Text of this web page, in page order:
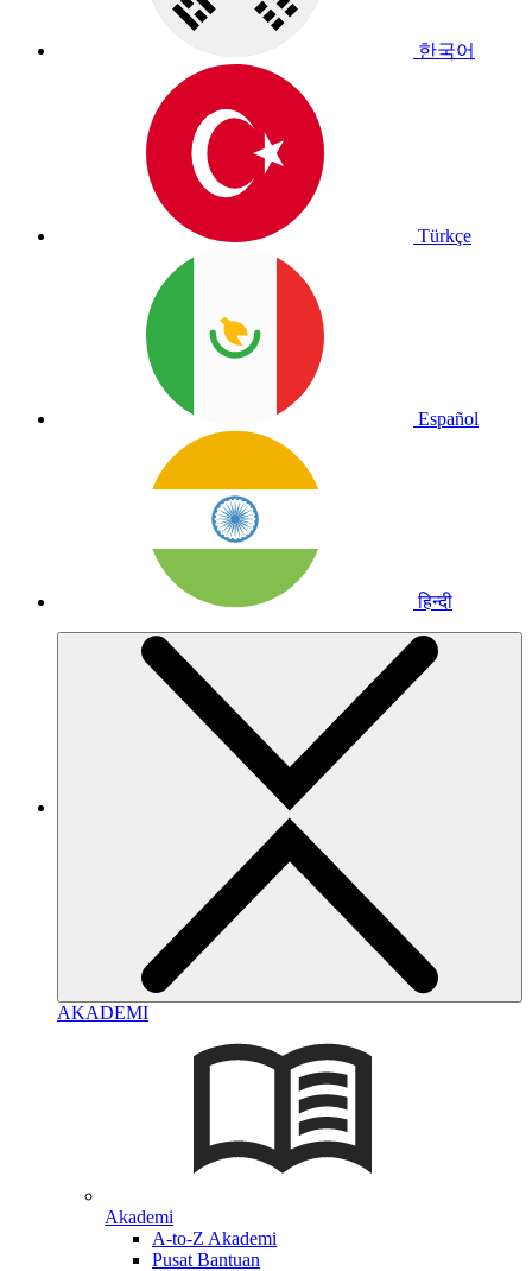
한국어
Türkçe
Español
हिन्दी
AKADEMI
Akademi
A-to-Z Akademi
Pusat Bantuan